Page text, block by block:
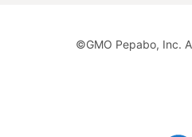
©GMO Pepabo, Inc.